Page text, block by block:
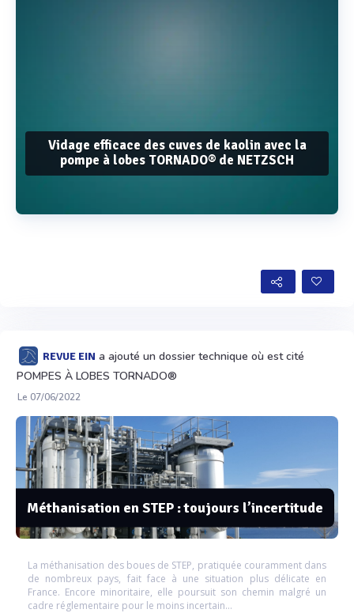
Vidage efficace des cuves de kaolin avec la
pompe à lobes TORNADO® de NETZSCH
REVUE EIN a ajouté un dossier technique où est cité
POMPES À LOBES TORNADO®
Le 07/06/2022
Méthanisation en STEP : toujours l’incertitude
La méthanisation des boues de STEP, pratiquée couramment dans
de nombreux pays, fait face à une situation plus délicate en
France. Encore minoritaire, elle poursuit son chemin malgré un
cadre réglementaire pour le moins incertain…